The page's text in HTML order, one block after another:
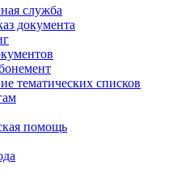
служба
документа
тематических списков
помощь